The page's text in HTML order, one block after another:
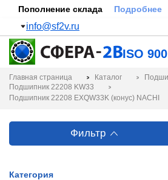
Пополнение склада Подробнее
info@sf2v.ru
ISO
Главная страница Каталог
Подшипник 22208 KW33
Подшипник 22208 EXQW33K (конус) NACHI
Фильтр
Категория